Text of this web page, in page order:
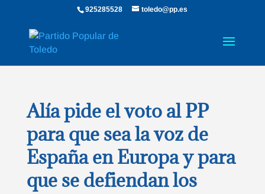
925285528 toledo@pp.es
Alía pide el voto al PP
para que sea la voz de
España en Europa y para
que se defiendan los